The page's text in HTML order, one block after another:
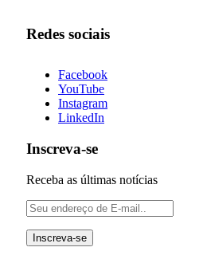
Redes sociais
Facebook
YouTube
Instagram
LinkedIn
Inscreva-se
Receba as últimas notícias